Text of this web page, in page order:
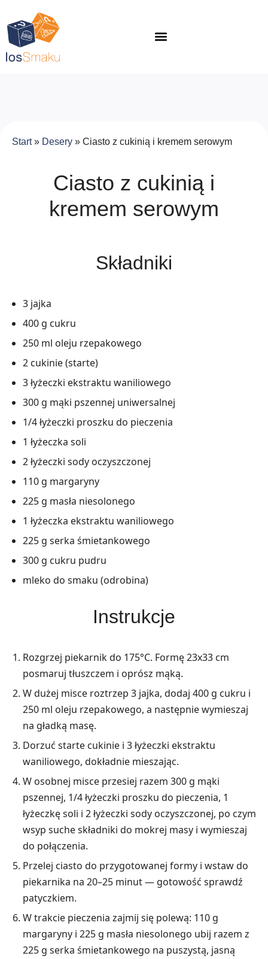
Start» Desery » Ciasto z cukinią i kremem serowym
Ciasto z cukinią i
kremem serowym
Składniki
3 jajka
400 g cukru
250 ml oleju rzepakowego
2 cukinie (starte)
3 łyżeczki ekstraktu waniliowego
300 g mąki pszennej uniwersalnej
1/4 łyżeczki proszku do pieczenia
1 łyżeczka soli
2 łyżeczki sody oczyszczonej
110 g margaryny
225 g masła niesolonego
1 łyżeczka ekstraktu waniliowego
225 g serka śmietankowego
300 g cukru pudru
mleko do smaku (odrobina)
Instrukcje
Rozgrzej piekarnik do 175°C. Formę 23x33 cm
posmaruj tłuszczem i oprósz mąką.
W dużej misce roztrzep 3 jajka, dodaj 400 g cukru i
250 ml oleju rzepakowego, a następnie wymieszaj
na gładką masę.
Dorzuć starte cukinie i 3 łyżeczki ekstraktu
waniliowego, dokładnie mieszając.
W osobnej misce przesiej razem 300 g mąki
pszennej, 1/4 łyżeczki proszku do pieczenia, 1
łyżeczkę soli i 2 łyżeczki sody oczyszczonej, po czym
wsyp suche składniki do mokrej masy i wymieszaj
do połączenia.
Przelej ciasto do przygotowanej formy i wstaw do
piekarnika na 20–25 minut — gotowość sprawdź
patyczkiem.
W trakcie pieczenia zajmij się polewą: 110 g
margaryny i 225 g masła niesolonego ubij razem z
225 g serka śmietankowego na puszystą, jasną